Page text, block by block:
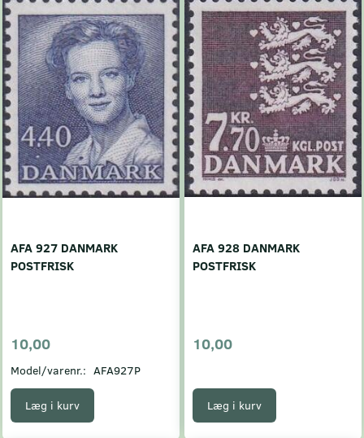
AFA 927 DANMARK
POSTFRISK
10,00
Model/varenr.: AFA927P
Læg i kurv
AFA 928 DANMARK
POSTFRISK
10,00
Læg i kurv